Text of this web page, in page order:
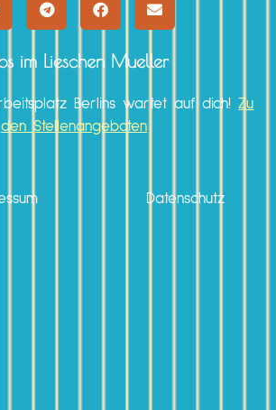
im Lieschen Mueller
Berlins wartet auf dich!Zu
den Stellenangeboten
Datenschutz